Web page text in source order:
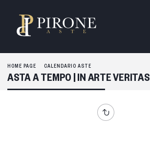
HOME PAGE CALENDARIO ASTE
ASTA A TEMPO | IN ARTE VERITAS